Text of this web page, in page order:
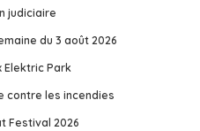
judiciaire
du 3 août 2026
Elektric Park
contre les incendies
Festival 2026